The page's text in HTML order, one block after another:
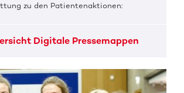
zu den Patientenaktionen:
Digitale Pressemappen